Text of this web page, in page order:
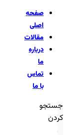
صفحه
اصلی
مقالات
درباره
ما
تماس
با ما
جستجو
کردن